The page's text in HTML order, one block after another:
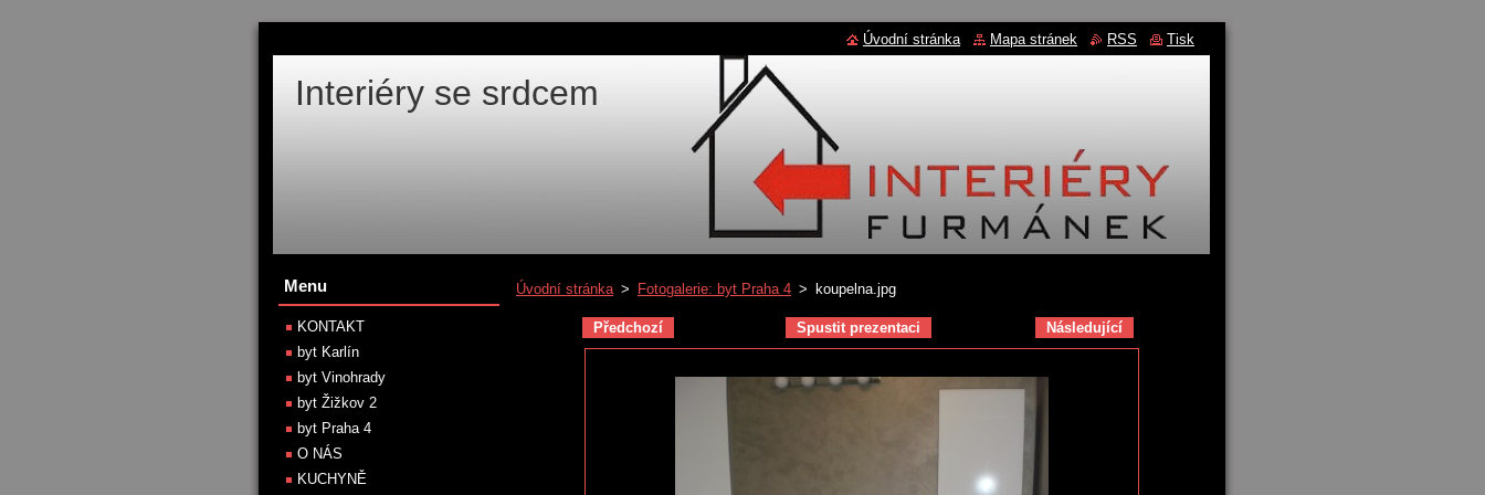
Interiéry se srdcem
Úvodní stránka > Fotogalerie: byt Praha 4 > koupelna.jpg
Předchozí Spustit prezentaci Následující
Menu
KONTAKT
byt Karlín
byt Vinohrady
byt Žižkov 2
byt Praha 4
O NÁS
KUCHYNĚ
Úvodní stránka Mapa stránek RSS Tisk